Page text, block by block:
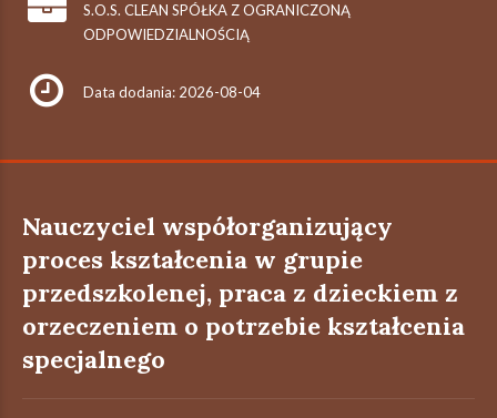
S.O.S. CLEAN SPÓŁKA Z OGRANICZONĄ
ODPOWIEDZIALNOŚCIĄ
Data dodania: 2026-08-04
Nauczyciel współorganizujący
proces kształcenia w grupie
przedszkolenej, praca z dzieckiem z
orzeczeniem o potrzebie kształcenia
specjalnego